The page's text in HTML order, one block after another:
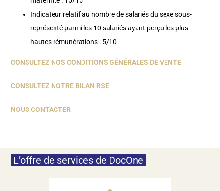
Indicateur relatif au nombre de salariés du sexe sous-
représenté parmi les 10 salariés ayant perçu les plus
hautes rémunérations : 5/10
CONSULTEZ NOS CONDITIONS GÉNÉRALES DE VENTE
CONSULTEZ NOTRE BILAN RSE
NOUS CONTACTER
L’offre de services de DocOne